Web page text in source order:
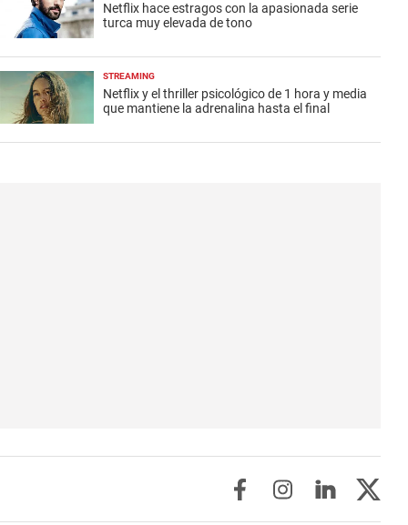
Netflix hace estragos con la apasionada serie
turca muy elevada de tono
STREAMING
Netflix y el thriller psicológico de 1 hora y media
que mantiene la adrenalina hasta el final